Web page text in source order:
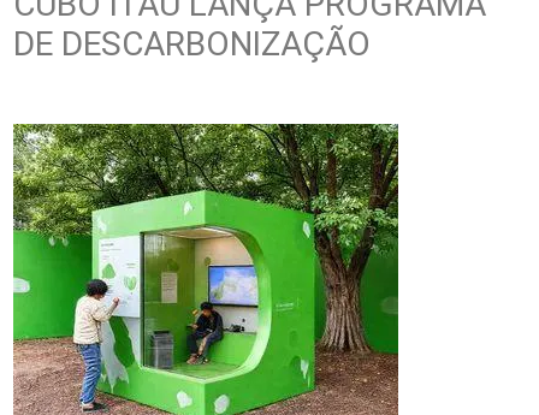
DE DESCARBONIZAÇÃO